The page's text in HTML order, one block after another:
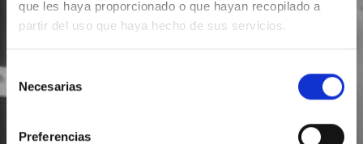
que les haya proporcionado o que hayan recopilado a
partir del uso que haya hecho de sus servicios.
Selección
Necesarias
Preferencias